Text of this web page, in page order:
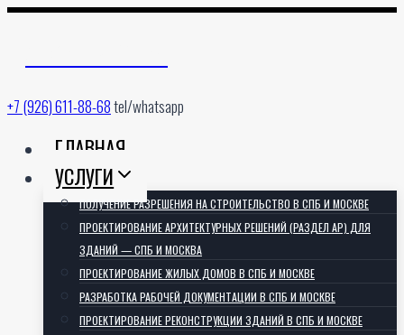
Перейти
содержимому
+7 (926) 611-88-68tel/whatsapp
ГЛАВНАЯ
УСЛУГИ
ПОЛУЧЕНИЕ РАЗРЕШЕНИЯ НА СТРОИТЕЛЬСТВО В СПБ И МОСКВЕ
ПРОЕКТИРОВАНИЕ АРХИТЕКТУРНЫХ РЕШЕНИЙ (РАЗДЕЛ АР) ДЛЯ
ЗДАНИЙ — СПБ И МОСКВА
ПРОЕКТИРОВАНИЕ ЖИЛЫХ ДОМОВ В СПБ И МОСКВЕ
РАЗРАБОТКА РАБОЧЕЙ ДОКУМЕНТАЦИИ В СПБ И МОСКВЕ
ПРОЕКТИРОВАНИЕ РЕКОНСТРУКЦИИ ЗДАНИЙ В СПБ И МОСКВЕ